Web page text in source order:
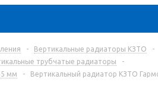
- Вертикальные радиаторы КЗТО
-
трубчатые радиаторы
-
мм
-
Вертикальный радиатор КЗТО